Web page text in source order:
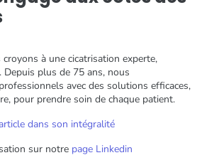
à une cicatrisation experte,
Depuis plus de 75 ans, nous
avec des solutions efficaces,
pour prendre soin de chaque patient.
dans son intégralité
sur notre page Linkedin